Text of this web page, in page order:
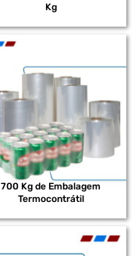
Kg
700 Kg de Embalagem
Termocontrátil